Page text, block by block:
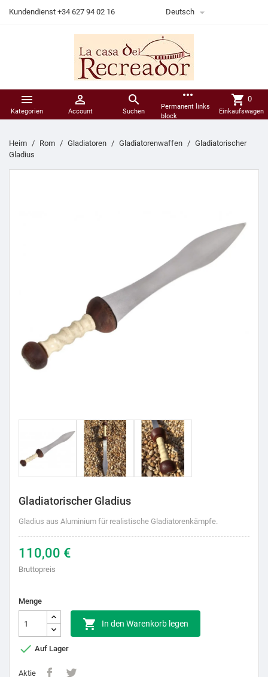
Kundendienst +34 627 94 02 16 Deutsch 

Kategorien

Account

Suchen
more_horiz
Permanent links
block
shopping_cart 0
Einkaufswagen
Heim Rom Gladiatoren Gladiatorenwaffen
Gladiatorischer
Gladius
Gladiatorischer Gladius
Gladius aus Aluminium für realistische Gladiatorenkämpfe.
110,00 €
Bruttopreis
Menge
 In den Warenkorb legen
 Auf Lager
Aktie